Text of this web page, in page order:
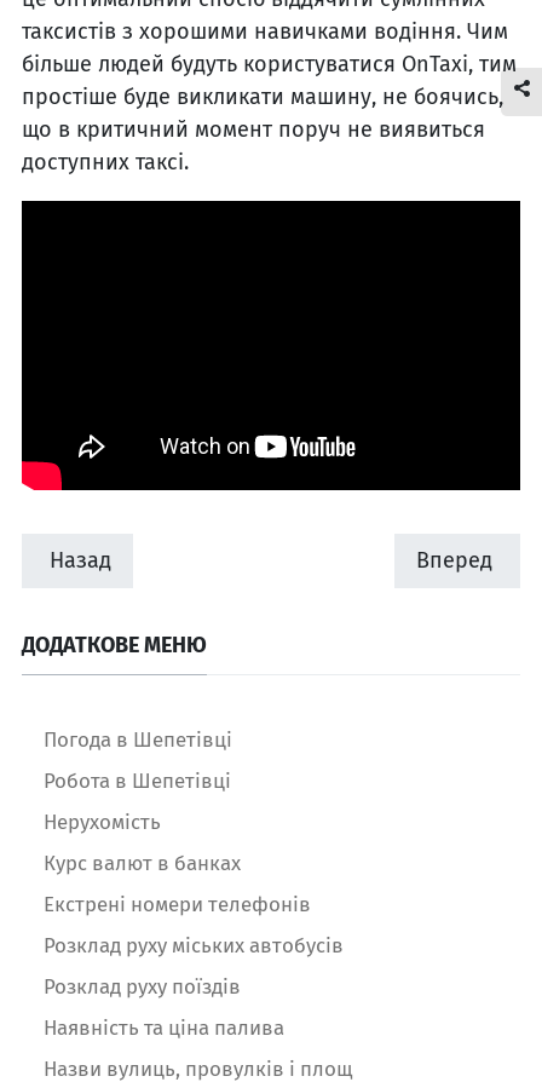
таксистів з хорошими навичками водіння. Чим
більше людей будуть користуватися OnTaxi, тим
простіше буде викликати машину, не боячись,
що в критичний момент поруч не виявиться
доступних таксі.
Назад Вперед
ДОДАТКОВЕ МЕНЮ
Погода в Шепетівці
Робота в Шепетівці
Нерухомість
Курс валют в банках
Екстрені номери телефонів
Розклад руху міських автобусів
Розклад руху поїздів
Наявність та ціна палива
Назви вулиць, провулків і площ